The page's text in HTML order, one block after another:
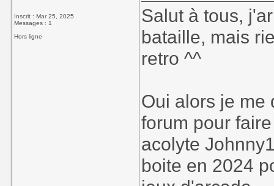
Inscrit : Mar 25, 2025
Messages : 1
Hors ligne
Salut à tous,
bataille, mais
retro ^^
Oui alors je me
forum pour
acolyte
boite en 2024